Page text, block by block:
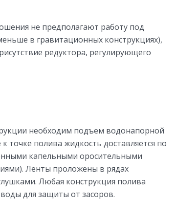
не предполагают работу под
в гравитационных конструкциях),
редуктора, регулирующего
необходим подъем водонапорной
точке полива жидкость доставляется по
капельными оросительными
Ленты проложены в рядах
Любая конструкция полива
для защиты от засоров.